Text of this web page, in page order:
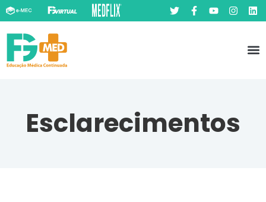
Esclarecimentos